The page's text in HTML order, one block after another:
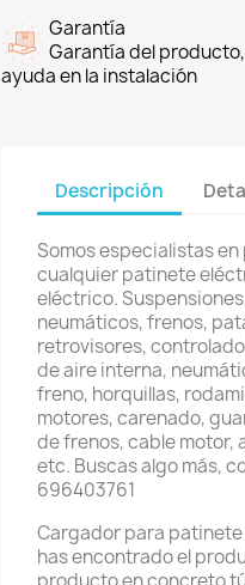
Garantía
Garantía del
ayuda en la instalación
Descripción
Somos especialistas
cualquier patinete
eléctrico.
neumáticos, frenos,
retrovisores,
de aire interna,
freno, horquillas,
motores, carenado,
de frenos, cable motor,
etc. Buscas algo más,
696403761
Cargador para patinete
has encontrado el